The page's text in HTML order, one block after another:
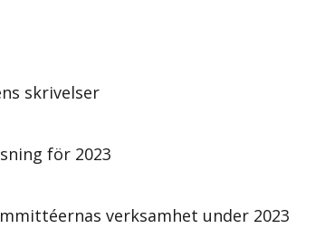
skrivelser
för 2023
verksamhet under 2023